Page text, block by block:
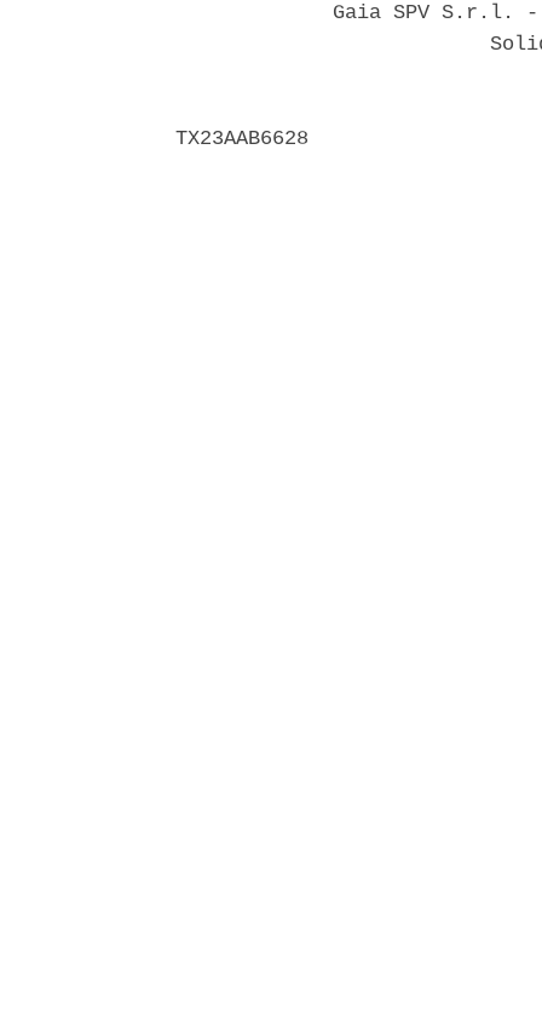
Gaia SPV S.r.l.